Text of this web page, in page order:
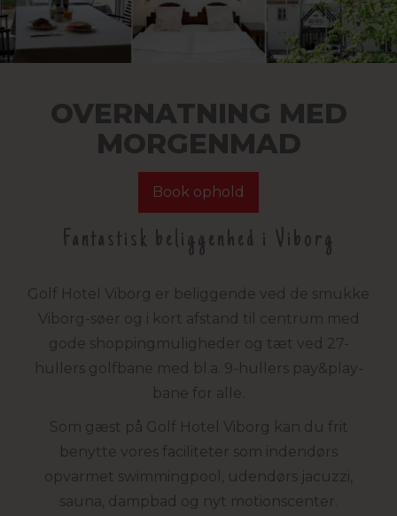
OVERNATNING MED
MORGENMAD
Book ophold
Fantastisk beliggenhed i Viborg
Golf Hotel Viborg er beliggende ved de smukke
Viborg-søer og i kort afstand til centrum med
gode shoppingmuligheder og tæt ved 27-
hullers golfbane med bl.a. 9-hullers pay&play-
bane for alle.
Som gæst på Golf Hotel Viborg kan du frit
benytte vores faciliteter som indendørs
opvarmet swimmingpool, udendørs jacuzzi,
sauna, dampbad og nyt motionscenter.